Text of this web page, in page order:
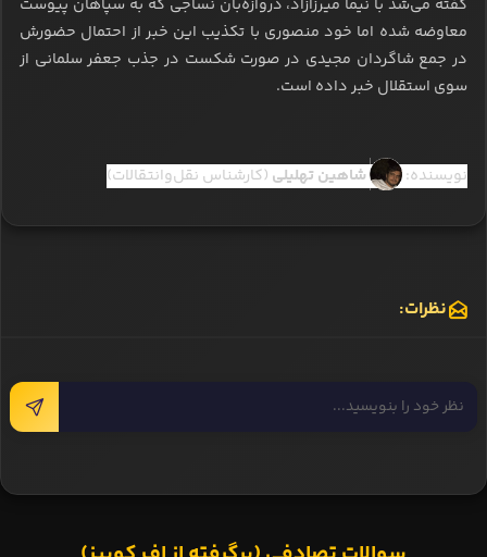
گفته می‌شد با نیما میرزازاد، دروازه‌بان نساجی که به سپاهان پیوست
معاوضه شده اما خود منصوری با تکذیب این خبر از احتمال حضورش
در جمع شاگردان مجیدی در صورت شکست در جذب جعفر سلمانی از
سوی استقلال خبر داده است.
نویسنده: شاهین تهلیلی (کارشناس نقل‌وانتقالات)
نظرات: